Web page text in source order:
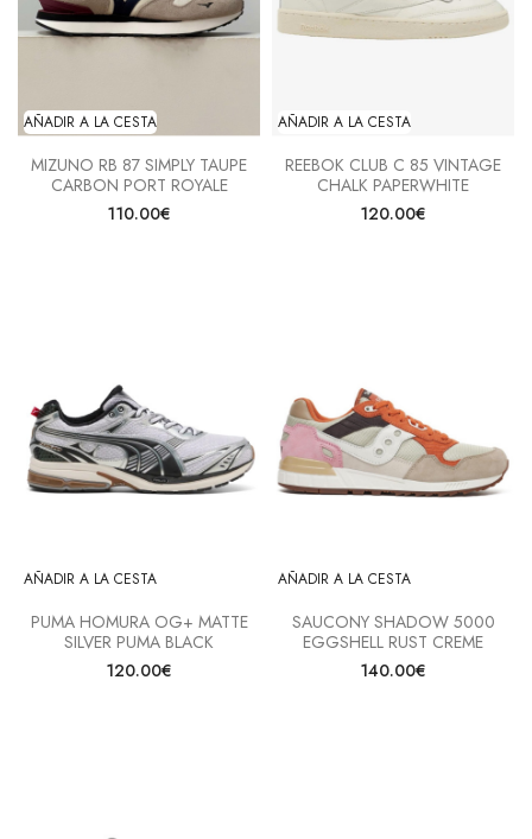
AÑADIR A LA CESTA
MIZUNO RB 87 SIMPLY TAUPE
CARBON PORT ROYALE
110.00€
AÑADIR A LA CESTA
REEBOK CLUB C 85 VINTAGE
CHALK PAPERWHITE
120.00€
AÑADIR A LA CESTA
PUMA HOMURA OG+ MATTE
SILVER PUMA BLACK
120.00€
AÑADIR A LA CESTA
SAUCONY SHADOW 5000
EGGSHELL RUST CREME
140.00€